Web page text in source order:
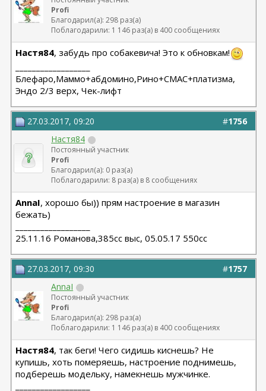
Profi
Благодарил(а): 298 раз(а)
Поблагодарили: 1 146 раз(а) в 400 сообщениях
Настя84, забудь про собакевича! Это к обновкам!
Блефаро,Маммо+абдомино,Рино+СМАС+платизма,
Эндо 2/3 верх, Чек-лифт
#1756
27.03.2017, 09:20
Настя84
Постоянный участник
Profi
Благодарил(а): 0 раз(а)
Поблагодарили: 8 раз(а) в 8 сообщениях
AnnaI, хорошо бы)) прям настроение в магазин
бежать)
25.11.16 Романова,385сс выс, 05.05.17 550сс
#1757
27.03.2017, 09:30
AnnaI
Постоянный участник
Profi
Благодарил(а): 298 раз(а)
Поблагодарили: 1 146 раз(а) в 400 сообщениях
Настя84, так беги! Чего сидишь киснешь? Не
купишь, хоть померяешь, настроение поднимешь,
подберешь модельку, намекнешь мужчинке.